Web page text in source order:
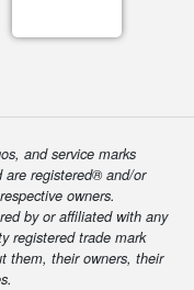
and service marks
are registered® and/or
owners.
by or affiliated with any
registered trade mark
them, their owners, their